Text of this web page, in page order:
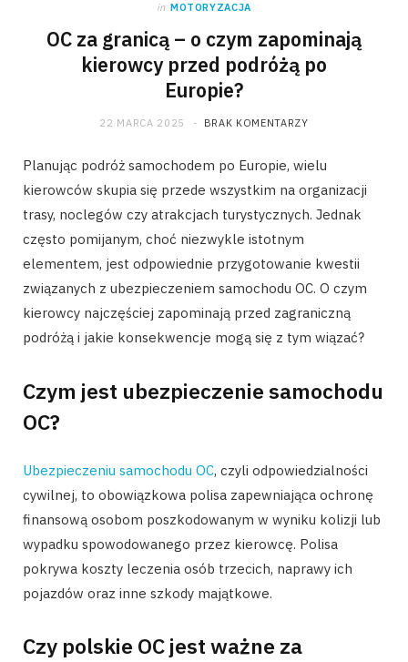
in MOTORYZACJA
OC za granicą – o czym zapominają
kierowcy przed podróżą po
Europie?
22 MARCA 2025 BRAK KOMENTARZY
Planując podróż samochodem po Europie, wielu
kierowców skupia się przede wszystkim na organizacji
trasy, noclegów czy atrakcjach turystycznych. Jednak
często pomijanym, choć niezwykle istotnym
elementem, jest odpowiednie przygotowanie kwestii
związanych z ubezpieczeniem samochodu OC. O czym
kierowcy najczęściej zapominają przed zagraniczną
podróżą i jakie konsekwencje mogą się z tym wiązać?
Czym jest ubezpieczenie samochodu
OC?
Ubezpieczeniu samochodu OC, czyli odpowiedzialności
cywilnej, to obowiązkowa polisa zapewniająca ochronę
finansową osobom poszkodowanym w wyniku kolizji lub
wypadku spowodowanego przez kierowcę. Polisa
pokrywa koszty leczenia osób trzecich, naprawy ich
pojazdów oraz inne szkody majątkowe.
Czy polskie OC jest ważne za